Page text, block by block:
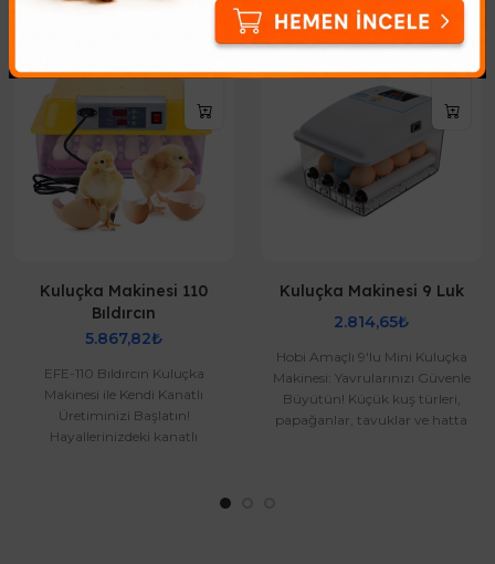
Kuluçka Makinesi 110
Bıldırcın
5.867,82₺
EFE-110 Bıldırcın Kuluçka
Makinesi ile Kendi Kanatlı
Üretiminizi Başlatın!
Hayallerinizdeki kanatlı
Kuluçka Makinesi 9 Luk
2.814,65₺
Hobi Amaçlı 9'lu Mini Kuluçka
Makinesi: Yavrularınızı Güvenle
Büyütün! Küçük kuş türleri,
papağanlar, tavuklar ve hatta